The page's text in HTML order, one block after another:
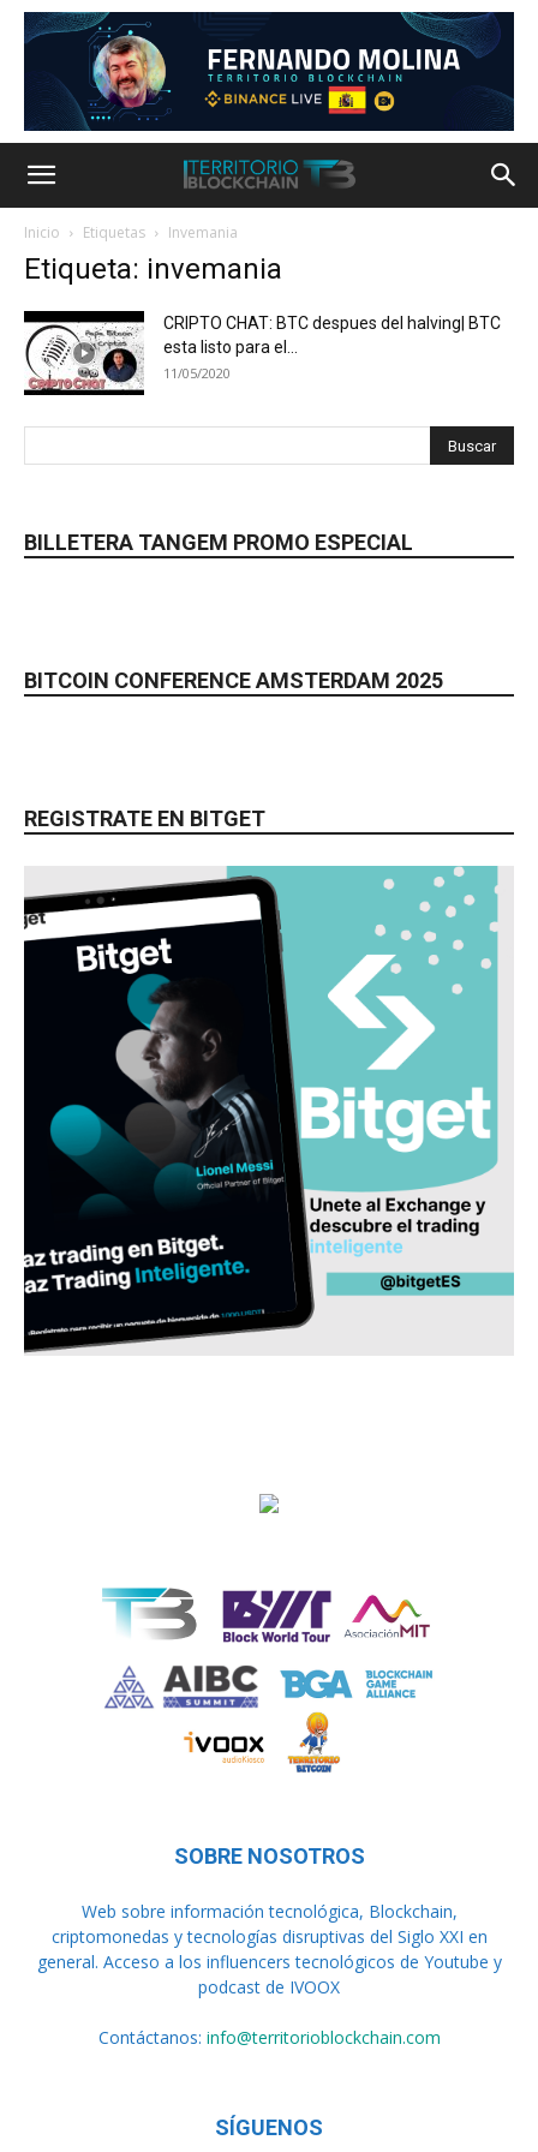
Inicio Etiquetas Invemania
Etiqueta: invemania
CRIPTO CHAT: BTC despues del halving| BTC
esta listo para el...
11/05/2020
BILLETERA TANGEM PROMO ESPECIAL
BITCOIN CONFERENCE AMSTERDAM 2025
REGISTRATE EN BITGET
SOBRE NOSOTROS
Web sobre información tecnológica, Blockchain,
criptomonedas y tecnologías disruptivas del Siglo XXI en
general. Acceso a los influencers tecnológicos de Youtube y
podcast de IVOOX
Contáctanos: info@territorioblockchain.com
SÍGUENOS